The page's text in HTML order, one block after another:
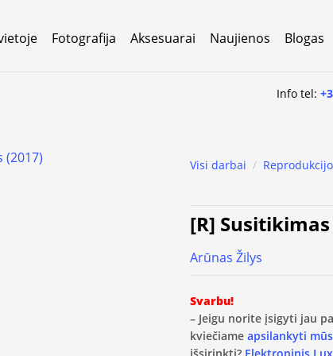
Fotografija Aksesuarai Naujienos Blogas
Info tel:
Visi darbai /
[R] Susitikimas
Arūnas Žilys
Svarbu!
– Jeigu norite įsigyti jau
kviečiame apsilankyti